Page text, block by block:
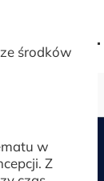
środków
w
Z